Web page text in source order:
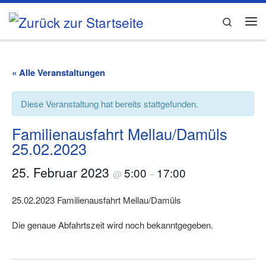
Zum Inhalt springen
Search
« Alle Veranstaltungen
Diese Veranstaltung hat bereits stattgefunden.
Familienausfahrt Mellau/Damüls
25.02.2023
25. Februar 2023 @ 5:00 – 17:00
25.02.2023 Familienausfahrt Mellau/Damüls
Die genaue Abfahrtszeit wird noch bekanntgegeben.